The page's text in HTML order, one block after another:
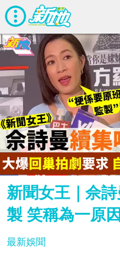
新聞女王｜佘
製 笑稱為一原
最新娛聞